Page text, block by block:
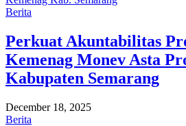
Berita
Perkuat Akuntabilitas
Kemenag Monev Asta
Kabupaten Semarang
December 18, 2025
Berita